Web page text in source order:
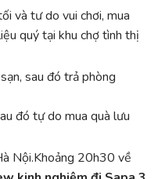
và tư do vui chơi, mua
quý tại khu chợ tình thị
sau đó trả phòng
đó tự do mua quà lưu
Nội.Khoảng 20h30 về